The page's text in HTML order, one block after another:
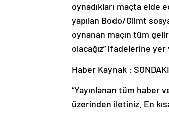
oynadıkları maçta elde
yapılan Bodo/Glimt
oynanan maçın tüm
olacağız” ifadelerine
Haber Kaynak :
“Yayınlanan tüm haber
üzerinden iletiniz. En